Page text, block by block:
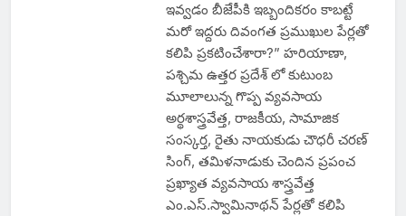
ఇవ్వడం బీజేపీకి ఇబ్బందికరం కాబట్టే
మరో ఇద్దరు దివంగత ప్రముఖుల పేర్లతో
కలిపి ప్రకటించేశారా?” హరియాణా,
పశ్చిమ ఉత్తర ప్రదేశ్‌ లో కుటుంబ
మూలాలున్న గొప్ప వ్యవసాయ
అర్థశాస్త్రవేత్త, రాజకీయ, సామాజిక
సంస్కర్త, రైతు నాయకుడు చౌధరీ చరణ్‌
సింగ్, తమిళనాడుకు చెందిన ప్రపంచ
ప్రఖ్యాత వ్యవసాయ శాస్త్రవేత్త
ఎం.ఎస్‌.స్వామినాథన్‌ పేర్లతో కలిపి